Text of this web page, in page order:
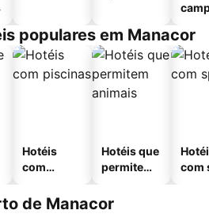
populares em Manacor
Hotéis
com
Hotéis que
permitem
com
de Manacor